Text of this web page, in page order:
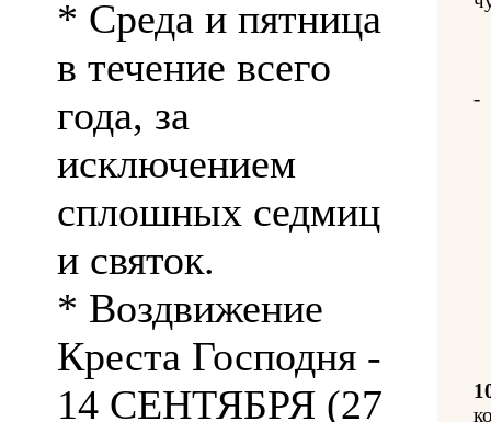
* Среда и пятница
в течение всего
года, за
исключением
сплошных седмиц
и святок.
* Воздвижение
Креста Господня -
14 СЕНТЯБРЯ (27
-